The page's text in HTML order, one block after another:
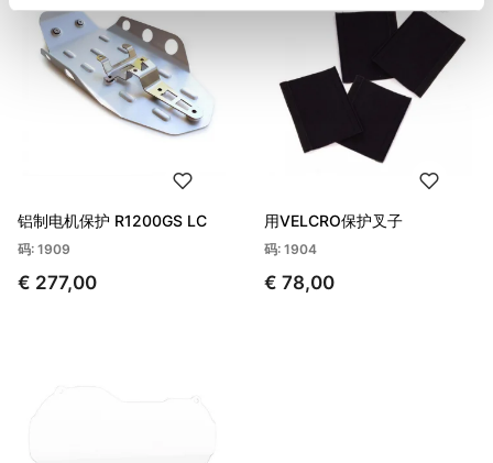
铝制电机保护 R1200GS LC
码: 1909
€ 277,00
用VELCRO保护叉子
码: 1904
€ 78,00